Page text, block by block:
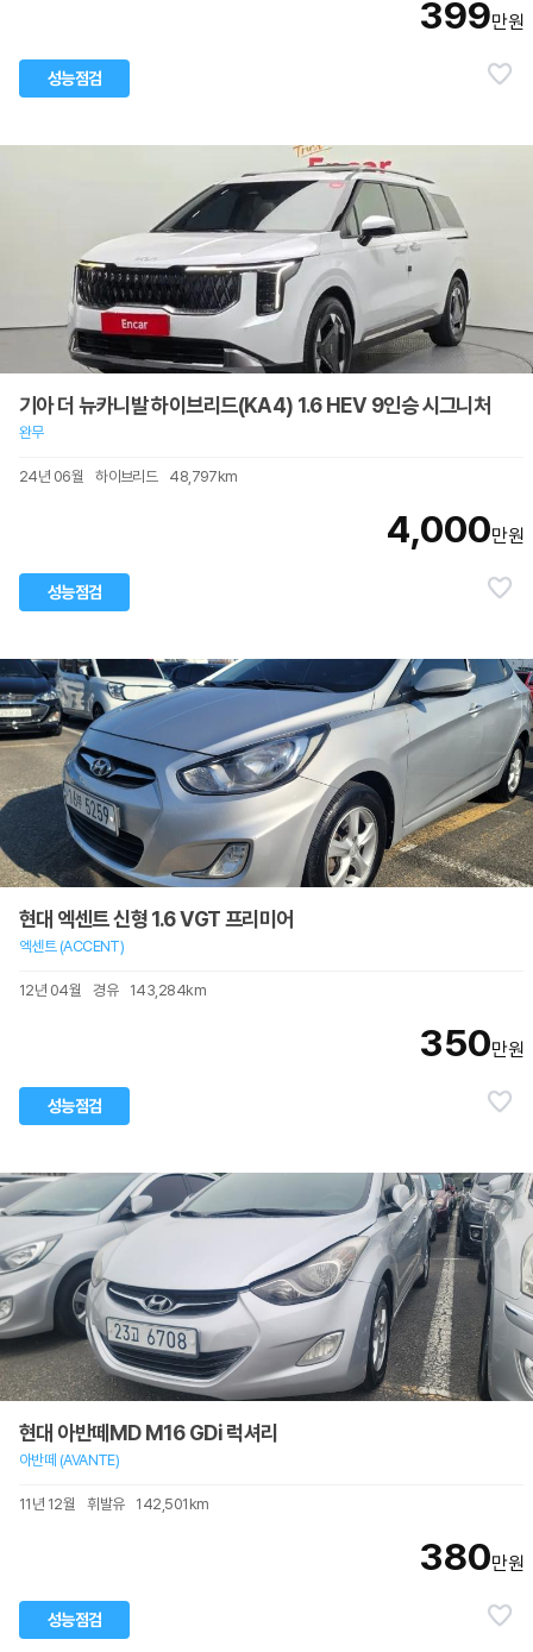
성능점검
399만원
기아 더 뉴카니발 하이브리드(KA4) 1.6 HEV 9인승 시그니처
완무
24년 06월 하이브리드 48,797km
성능점검
4,000만원
현대 엑센트 신형 1.6 VGT 프리미어
엑센트 (ACCENT)
12년 04월 경유 143,284km
성능점검
350만원
현대 아반떼MD M16 GDi 럭셔리
아반떼 (AVANTE)
11년 12월 휘발유 142,501km
성능점검
380만원